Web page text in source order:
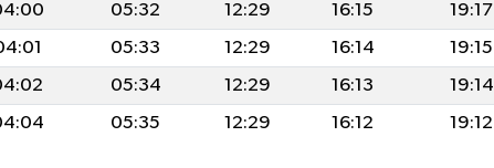
05:32 12:29 16:15 19:17
05:33 12:29 16:14 19:15
05:34 12:29 16:13 19:14
05:35 12:29 16:12 19:12